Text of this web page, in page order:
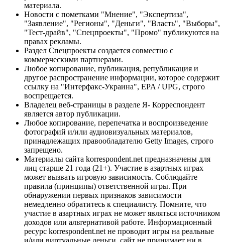
материала.
Новости с пометками "Мнение", "Экспертиза",
"Заявление", "Регионы", "Деньги", "Власть", "Выборы",
"Тест-драйв", "Спецпроекты", "Промо" публикуются на
правах рекламы.
Раздел Спецпроекты создается совместно с
коммерческими партнерами.
Любое копирование, публикация, републикация и
другое распространение информации, которое содержит
ссылку на "Интерфакс-Украина", EPA / UPG, строго
воспрещается.
Владелец веб-страницы в разделе Я- Корреспондент
является автор публикации.
Любое копирование, перепечатка и воспроизведение
фотографий и/или аудиовизуальных материалов,
принадлежащих правообладателю Getty Images, строго
запрещено.
Материалы сайта korrespondent.net предназначены для
лиц старше 21 года (21+). Участие в азартных играх
может вызвать игровую зависимость. Соблюдайте
правила (принципы) ответственной игры. При
обнаружении первых признаков зависимости
немедленно обратитесь к специалисту. Помните, что
участие в азартных играх не может являться источником
доходов или альтернативой работе. Информационный
ресурс korrespondent.net не проводит игры на реальные